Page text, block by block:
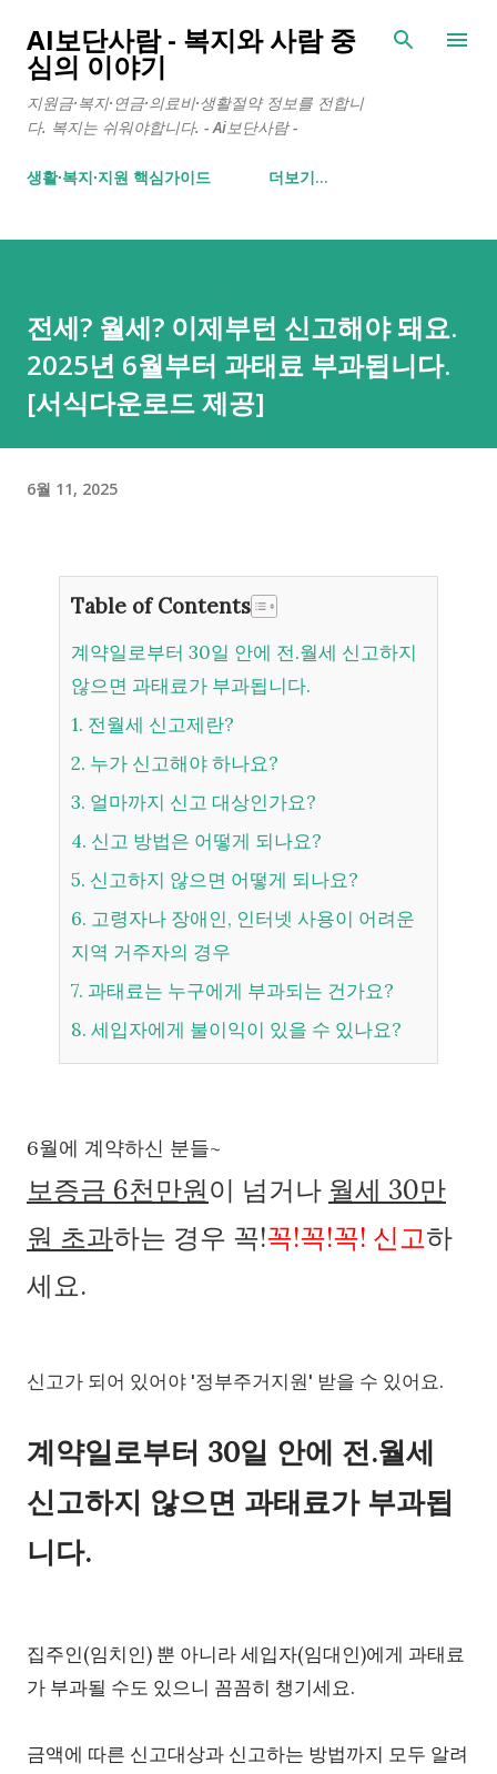
기본 콘텐츠로 건너뛰기
AI보단사람 - 복지와 사람 중
심의 이야기
지원금·복지·연금·의료비·생활절약 정보를 전합니
다. 복지는 쉬워야합니다. - Ai보단사람 -
생활∙복지∙지원 핵심가이드 더보기…
전세? 월세? 이제부턴 신고해야 돼요.
2025년 6월부터 과태료 부과됩니다.
[서식다운로드 제공]
6월 11, 2025
Table of Contents
계약일로부터 30일 안에 전.월세 신고하지
않으면 과태료가 부과됩니다.
1. 전월세 신고제란?
2. 누가 신고해야 하나요?
3. 얼마까지 신고 대상인가요?
4. 신고 방법은 어떻게 되나요?
5. 신고하지 않으면 어떻게 되나요?
6. 고령자나 장애인, 인터넷 사용이 어려운
지역 거주자의 경우
7. 과태료는 누구에게 부과되는 건가요?
8. 세입자에게 불이익이 있을 수 있나요?
6월에 계약하신 분들~
보증금 6천만원이 넘거나 월세 30만
원 초과하는 경우 꼭!꼭!꼭!꼭! 신고하
세요.
신고가 되어 있어야 '정부주거지원' 받을 수 있어요.
계약일로부터 30일 안에 전.월세
신고하지 않으면 과태료가 부과됩
니다.
집주인(임치인) 뿐 아니라 세입자(임대인)에게 과태료
가 부과될 수도 있으니 꼼꼼히 챙기세요.
금액에 따른 신고대상과 신고하는 방법까지 모두 알려